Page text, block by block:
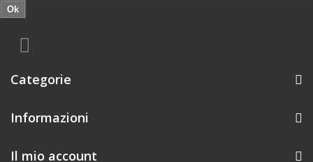
Ok
Categorie
Informazioni
Il mio account